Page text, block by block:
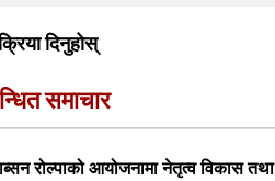
दिनुहोस्
समाचार
रोल्पाको आयोजनामा नेतृत्व विकास